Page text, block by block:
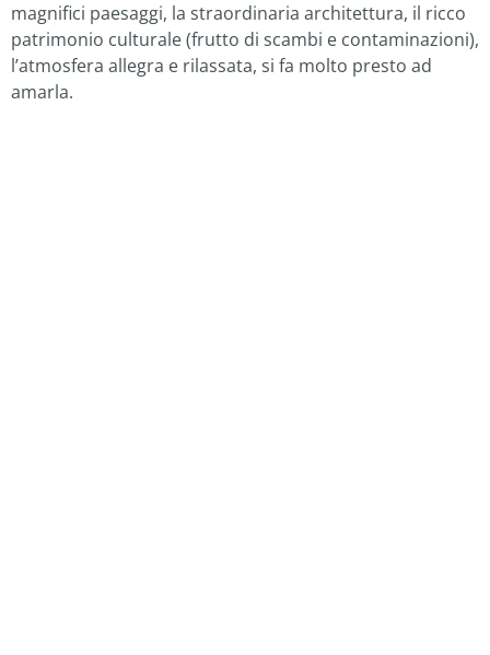
magnifici paesaggi, la straordinaria architettura, il ricco
patrimonio culturale (frutto di scambi e contaminazioni),
l’atmosfera allegra e rilassata, si fa molto presto ad
amarla.